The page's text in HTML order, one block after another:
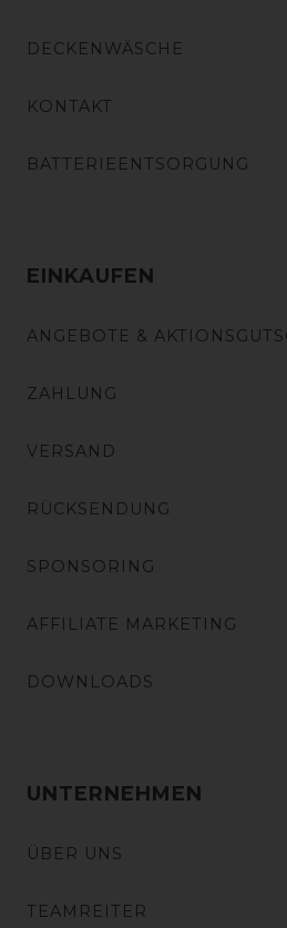
DECKENWÄSCHE
KONTAKT
BATTERIEENTSORGUNG
EINKAUFEN
ANGEBOTE &
ZAHLUNG
VERSAND
RÜCKSENDUNG
SPONSORING
AFFILIATE MARKETING
DOWNLOADS
UNTERNEHMEN
ÜBER UNS
TEAMREITER